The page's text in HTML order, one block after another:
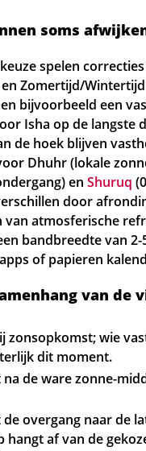
soms
spelen
Zomertijd/
bijvoorbeeld een
Isha op de langste
de hoek blijven
Dhuhr (lokale
en Shuruq (
door
van atmosferische
bandbreedte van
of papieren
van de
zonsopkomst; wie
dit moment.
de ware zonne-
overgang naar de
hangt af van de